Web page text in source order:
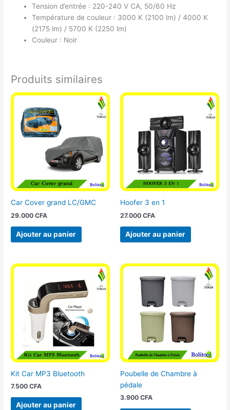
Tension d’entrée : 220-240 V CA, 50/60 Hz
Température de couleur : 3000 K (2100 lm) / 4000 K
(2175 lm) / 5700 K (2250 lm)
Couleur : Noir
Produits similaires
Car Cover grand LC/GMC
29.000CFA
Ajouter au panier
Hoofer 3 en 1
27.000 CFA
Ajouter au panier
Kit Car MP3 Bluetooth
7.500CFA
Ajouter au panier
Poubelle de Chambre à
pédale
3.900 CFA